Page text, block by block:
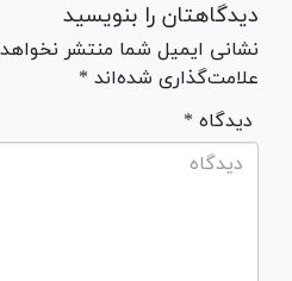
دیدگاهتان را بنویسید
نشانی ایمیل شما منتشر
علامت‌گذاری شده‌اند *
* دیدگاه